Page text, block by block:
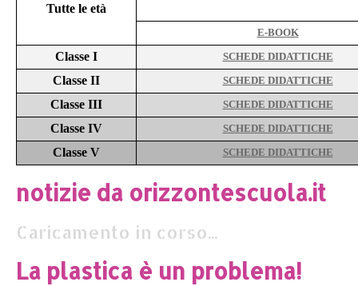
Tutte le età
E-BOOK
Classe I SCHEDE DIDATTICHE
Classe II SCHEDE DIDATTICHE
Classe III SCHEDE DIDATTICHE
Classe IV SCHEDE DIDATTICHE
Classe V SCHEDE DIDATTICHE
notizie da orizzontescuola.it
Caricamento in corso...
La plastica è un problema!